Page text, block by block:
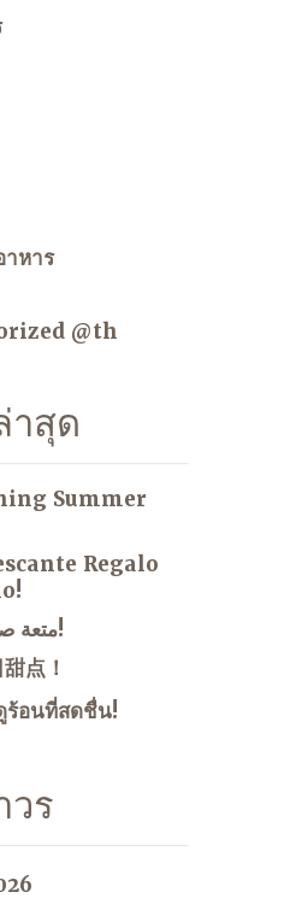
าหาร
@th
าสุด
Summer
Regalo
متعة صيفية منعشة!
点！
อนที่สดชื่น!
วร